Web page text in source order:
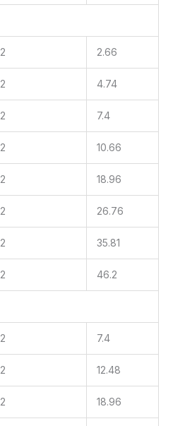
2.66
4.74
7.4
10.66
18.96
26.76
35.81
46.2
7.4
12.48
18.96